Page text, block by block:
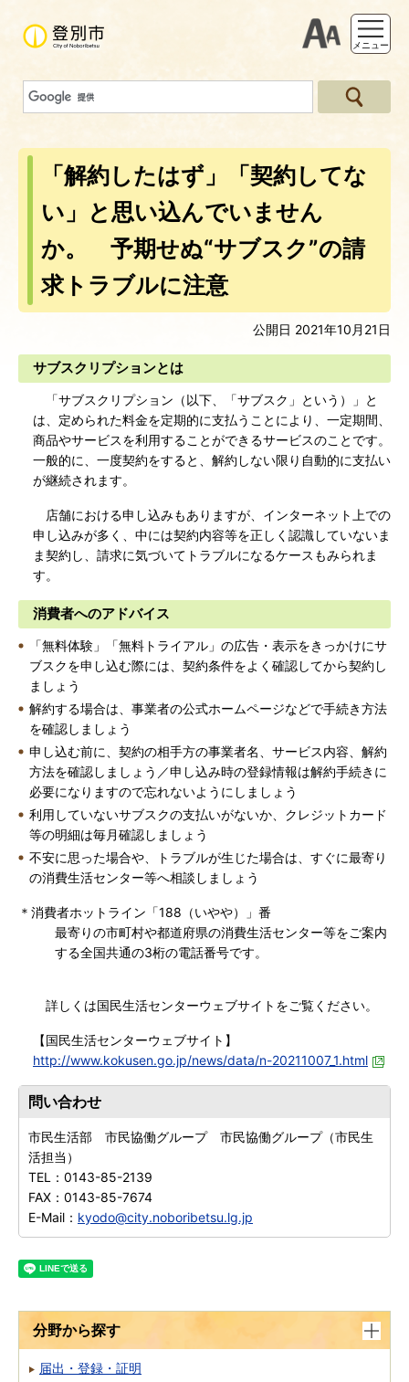
支援ツー
メニュー
「解約したはず」「契約してな
い」と思い込んでいません
か。 予期せぬ“サブスク”の請
求トラブルに注意
公開日 2021年10月21日
サブスクリプションとは
「サブスクリプション（以下、「サブスク」という）」と
は、定められた料金を定期的に支払うことにより、一定期間、
商品やサービスを利用することができるサービスのことです。
一般的に、一度契約をすると、解約しない限り自動的に支払い
が継続されます。
店舗における申し込みもありますが、インターネット上での
申し込みが多く、中には契約内容等を正しく認識していないま
ま契約し、請求に気づいてトラブルになるケースもみられま
す。
消費者へのアドバイス
「無料体験」「無料トライアル」の広告・表示をきっかけにサ
ブスクを申し込む際には、契約条件をよく確認してから契約し
ましょう
解約する場合は、事業者の公式ホームページなどで手続き方法
を確認しましょう
申し込む前に、契約の相手方の事業者名、サービス内容、解約
方法を確認しましょう／申し込み時の登録情報は解約手続きに
必要になりますので忘れないようにしましょう
利用していないサブスクの支払いがないか、クレジットカード
等の明細は毎月確認しましょう
不安に思った場合や、トラブルが生じた場合は、すぐに最寄り
の消費生活センター等へ相談しましょう
＊消費者ホットライン「188（いやや）」番
最寄りの市町村や都道府県の消費生活センター等をご案内
する全国共通の3桁の電話番号です。
詳しくは国民生活センターウェブサイトをご覧ください。
【国民生活センターウェブサイト】
http://www.kokusen.go.jp/news/data/n-20211007_1.html
問い合わせ
市民生活部 市民協働グループ 市民協働グループ（市民生
活担当）
TEL： 0143-85-2139
FAX： 0143-85-7674
E-Mail： kyodo@city.noboribetsu.lg.jp
分野から探す
届出・登録・証明